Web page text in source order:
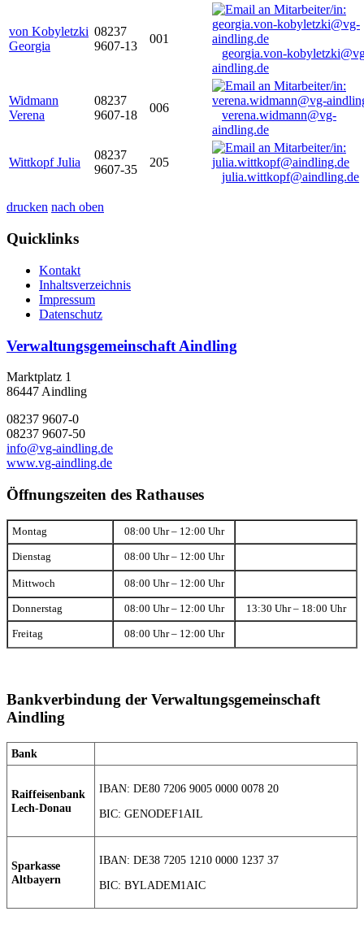
von Kobyletzki
Georgia
08237
9607-13
001
georgia.von-
aindling.de
Widmann
Verena
08237
9607-18
006
verena.widmann@vg-
aindling.de
Wittkopf Julia
08237
9607-35
205
julia.wittkopf@aindling.de
drucken nach oben
Quicklinks
Kontakt
Inhaltsverzeichnis
Impressum
Datenschutz
Verwaltungsgemeinschaft Aindling
Marktplatz 1
86447 Aindling
08237 9607-0
08237 9607-50
info@vg-aindling.de
www.vg-aindling.de
Öffnungszeiten des Rathauses
Montag 08:00 Uhr – 12:00 Uhr
Dienstag 08:00 Uhr – 12:00 Uhr
Mittwoch 08:00 Uhr – 12:00 Uhr
Donnerstag 08:00 Uhr – 12:00 Uhr 13:30 Uhr – 18:00 Uhr
Freitag 08:00 Uhr – 12:00 Uhr
Bankverbindung der Verwaltungsgemeinschaft
Aindling
Bank
Raiffeisenbank
Lech-Donau
IBAN: DE80 7206 9005 0000 0078 20
BIC: GENODEF1AIL
Sparkasse
Altbayern
IBAN: DE38 7205 1210 0000 1237 37
BIC: BYLADEM1AIC